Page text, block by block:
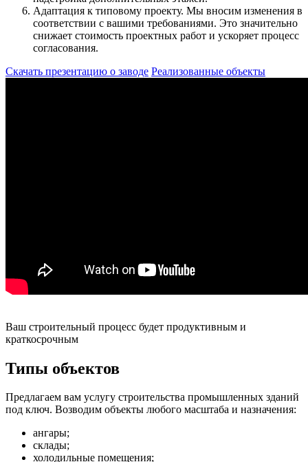
Адаптация к типовому проекту. Мы вносим изменения в
соответствии с вашими требованиями. Это значительно
снижает стоимость проектных работ и ускоряет процесс
согласования.
Скачать презентацию о заводе Реализованные объекты
Ваш строительный процесс будет продуктивным и
краткосрочным
Типы объектов
Предлагаем вам услугу строительства промышленных зданий
под ключ. Возводим объекты любого масштаба и назначения:
ангары;
склады;
холодильные помещения;